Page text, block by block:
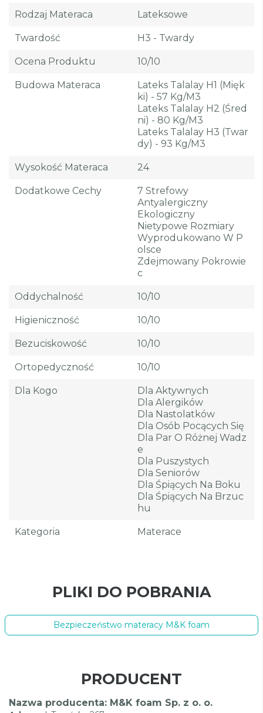
Rodzaj Materaca Lateksowe
Twardość H3 - Twardy
Ocena Produktu 10/10
Budowa Materaca
Lateks Talalay H1 (mięk
Ki) - 57 Kg/m3
Lateks Talalay H2 (śred
Ni) - 80 Kg/m3
Lateks Talalay H3 (twar
Dy) - 93 Kg/m3
Wysokość Materaca 24
Dodatkowe Cechy
7 Strefowy
Antyalergiczny
Ekologiczny
Nietypowe Rozmiary
Wyprodukowano W P
Olsce
Zdejmowany Pokrowie
C
Oddychalność 10/10
Higieniczność 10/10
Bezuciskowość 10/10
Ortopedyczność 10/10
Dla Kogo
Dla Aktywnych
Dla Alergików
Dla Nastolatków
Dla Osób Pocących Się
Dla Par O Różnej Wadz
E
Dla Puszystych
Dla Seniorów
Dla Śpiących Na Boku
Dla Śpiących Na Brzuc
Hu
Kategoria Materace
PLIKI DO POBRANIA
Bezpieczeństwo materacy M&K foam
PRODUCENT
Nazwa producenta: M&K foam Sp. z o. o.